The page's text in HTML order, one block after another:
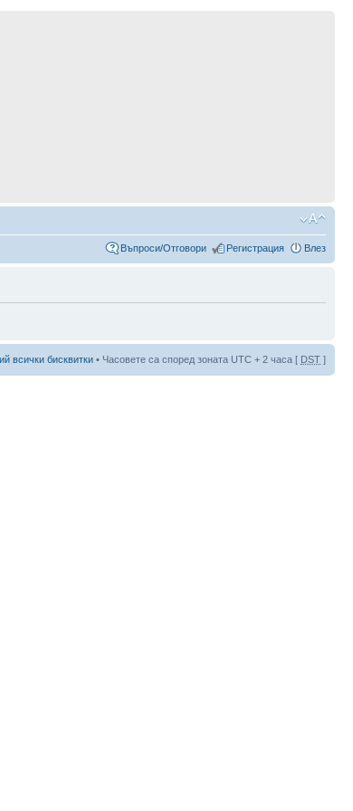
Въпроси/Отговори Регистрация Влез
всички бисквитки • Часовете са според зоната UTC + 2 часа [ DST ]